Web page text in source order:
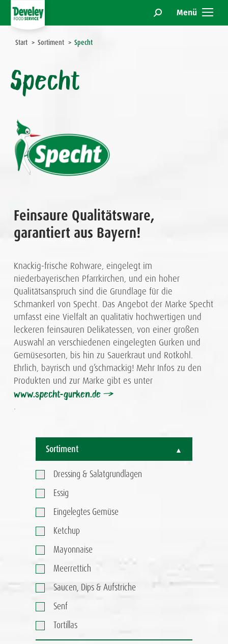
Menü
Search:
Sie befinden sich hier:
Start Sortiment Specht
Specht
Feinsaure Qualitätsware,
garantiert aus Bayern!
Knackig-frische Rohware, eingelegt im
niederbayerischen Pfarrkirchen, und ein hoher
Qualitätsanspruch sind die Grundlage für die
Schmankerl von Specht. Das Angebot der Marke Specht
umfasst eine Vielfalt an qualitativ hochwertigen und
leckeren feinsauren Delikatessen, von einer großen
Auswahl an verschiedenen eingelegten Gurken und
Gemüsesorten, bis hin zu Sauerkraut und Rotkohl.
Ehrlich, bayrisch und g’schmackig! Mehr Infos zu den
Produkten und zur Marke gibt es unter
www.specht-gurken.de
.
Sortiment
Dressing & Salatgrundlagen
Essig
Eingelegtes Gemüse
Ketchup
Mayonnaise
Meerrettich
Saucen, Dips & Aufstriche
Senf
Tortillas